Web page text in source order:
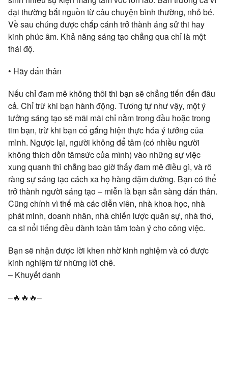
đại thường bắt nguồn từ câu chuyện bình thường, nhỏ bé.
Về sau chúng được chắp cánh trở thành áng sử thi hay
kinh phúc âm. Khả năng sáng tạo chẳng qua chỉ là một
thái độ.
• Hãy dấn thân
Nếu chỉ đam mê không thôi thì bạn sẽ chẳng tiến đến đâu
cả. Chỉ trừ khi bạn hành động. Tương tự như vậy, một ý
tưởng sáng tạo sẽ mãi mãi chỉ nằm trong đầu hoặc trong
tim bạn, trừ khi bạn cố gắng hiện thực hóa ý tưởng của
mình. Ngược lại, người không để tâm (có nhiều người
không thích dồn tâmsức của mình) vào những sự việc
xung quanh thì chẳng bao giờ thấy đam mê điều gì, và rõ
ràng sự sáng tạo cách xa họ hàng dặm đường. Bạn có thể
trở thành người sáng tạo – miễn là bạn sẵn sàng dấn thân.
Cũng chính vì thế mà các diễn viên, nhà khoa học, nhà
phát minh, doanh nhân, nhà chiến lược quân sự, nhà thơ,
ca sĩ nổi tiếng đều dành toàn tâm toàn ý cho công việc.
Bạn sẽ nhận được lời khen nhờ kinh nghiệm và có được
kinh nghiệm từ những lời chê.
– Khuyết danh
–🔥🔥🔥–